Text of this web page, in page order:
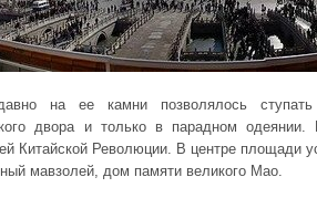
на ее камни позволялось ступать
двора и только в парадном
Китайской Революции. В центре площади
мавзолей, дом памяти великого Мао.